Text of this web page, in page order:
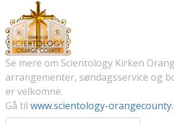
Se mere om Scientology Kirken
arrangementer, søndagsservice og
er velkomne.
Gå til www.scientology-